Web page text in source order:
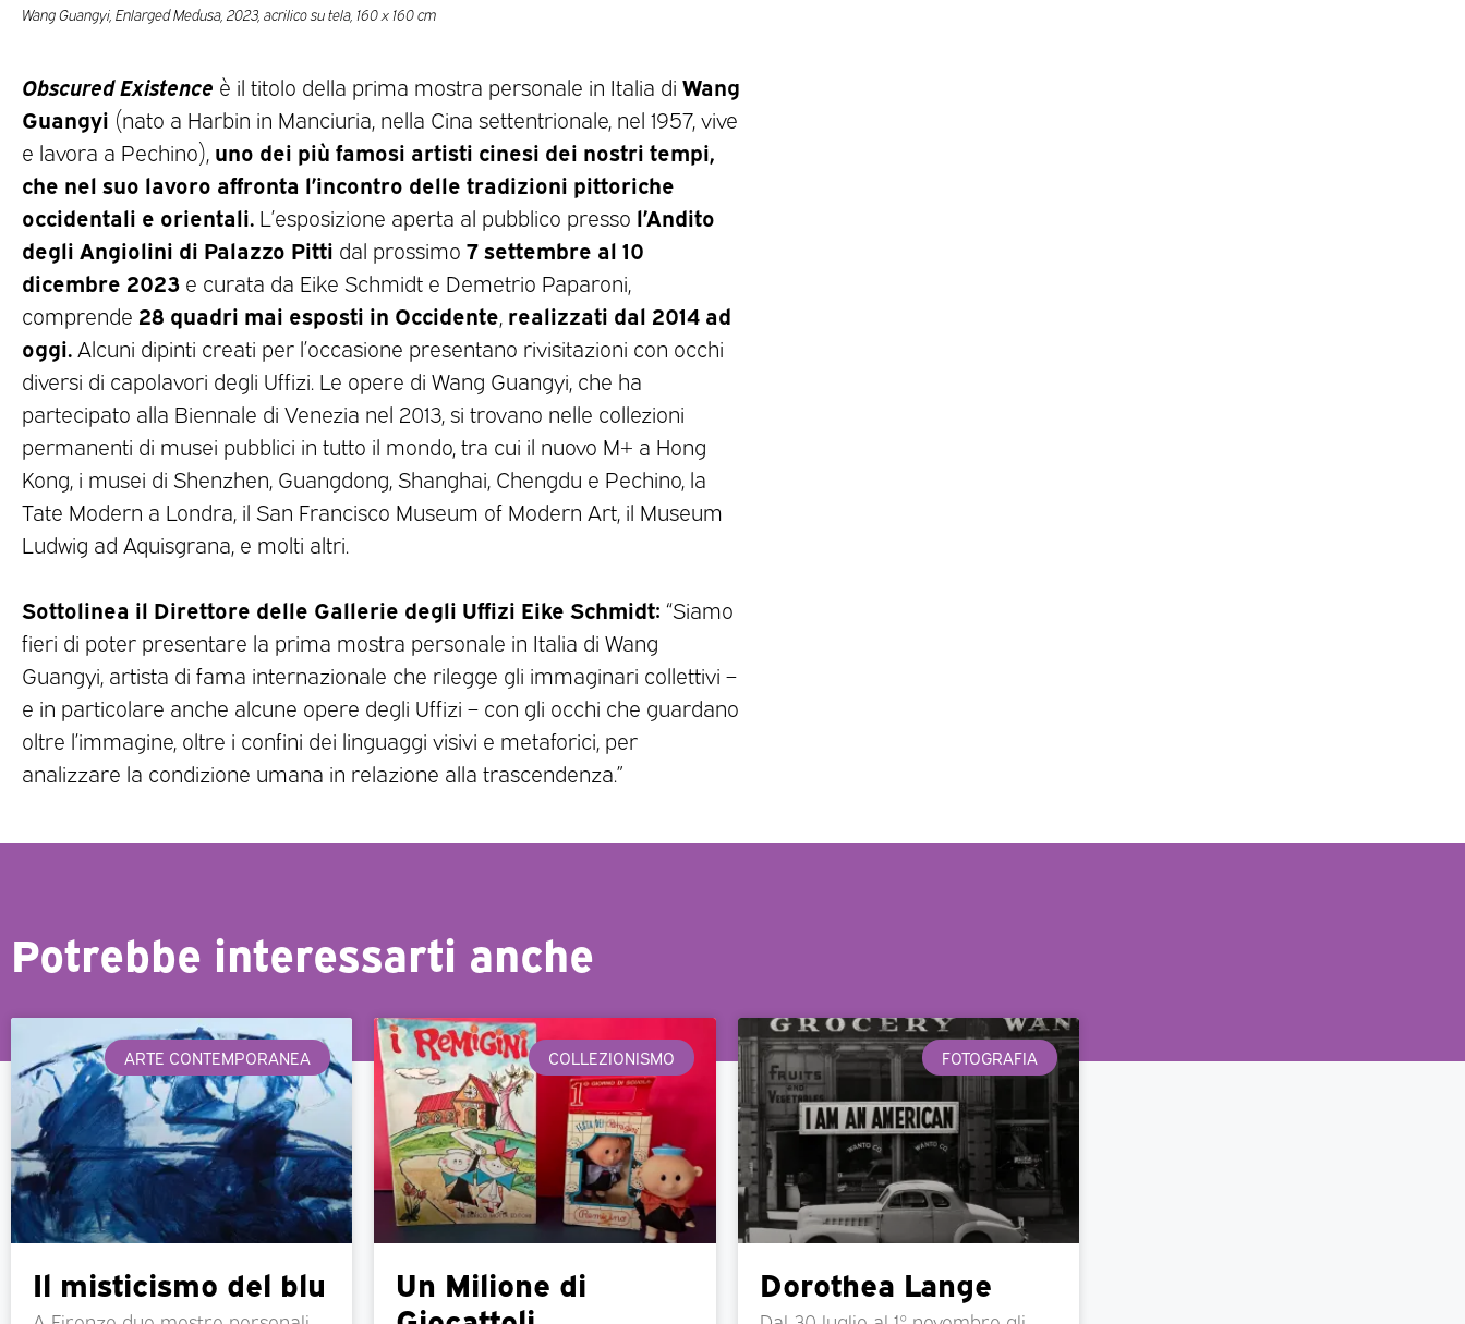
Wang Guangyi, Enlarged Medusa, 2023, acrilico su tela, 160 x 160 cm
Obscured Existence è il titolo della prima mostra personale in Italia di Wang
Guangyi (nato a Harbin in Manciuria, nella Cina settentrionale, nel 1957, vive
e lavora a Pechino), uno dei più famosi artisti cinesi dei nostri tempi,
che nel suo lavoro affronta l’incontro delle tradizioni pittoriche
occidentali e orientali. L’esposizione aperta al pubblico presso l’Andito
degli Angiolini di Palazzo Pitti dal prossimo 7 settembre al 10
dicembre 2023 e curata da Eike Schmidt e Demetrio Paparoni,
comprende 28 quadri mai esposti in Occidente realizzati dal 2014 ad
oggi. Alcuni dipinti creati per l’occasione presentano rivisitazioni con occhi
diversi di capolavori degli Uffizi. Le opere di Wang Guangyi, che ha
partecipato alla Biennale di Venezia nel 2013, si trovano nelle collezioni
permanenti di musei pubblici in tutto il mondo, tra cui il nuovo M+ a Hong
Kong, i musei di Shenzhen, Guangdong, Shanghai, Chengdu e Pechino, la
Tate Modern a Londra, il San Francisco Museum of Modern Art, il Museum
Ludwig ad Aquisgrana, e molti altri.
Sottolinea il Direttore delle Gallerie degli Uffizi Eike Schmidt: “Siamo
fieri di poter presentare la prima mostra personale in Italia di Wang
Guangyi, artista di fama internazionale che rilegge gli immaginari collettivi –
e in particolare anche alcune opere degli Uffizi – con gli occhi che guardano
oltre l’immagine, oltre i confini dei linguaggi visivi e metaforici, per
analizzare la condizione umana in relazione alla trascendenza.”
Potrebbe interessarti anche
ARTE CONTEMPORANEA
Il misticismo del blu
COLLEZIONISMO
Un Milione di
FOTOGRAFIA
Dorothea Lange